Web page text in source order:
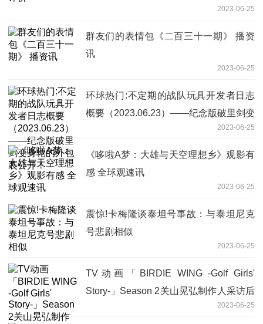
2023-06-25
群友们的表情包《二百三十一期》 播资
讯
2023-06-25
环球热门:不定期的战队玩具开发者日志
概要（2023.06.23）——纪念版破里剑变
2023-06-25
《哆啦A梦：大雄与天空理想乡》观影有
感 全球观速讯
2023-06-25
震惊!卡梅隆谈泰坦号事故：与泰坦尼克
号悲剧相似
2023-06-25
TV动画「BIRDIE WING -Golf Girls'
Story-」Season 2关山晃弘制作人采访后
2023-06-25